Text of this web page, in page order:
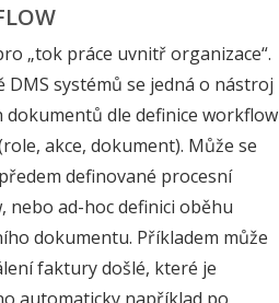
„tok práce uvnitř organizace“.
DMS systémů se jedná o nástroj
dokumentů dle definice workflow
akce, dokument). Může se
definované procesní
nebo ad-hoc definici oběhu
dokumentu. Příkladem může
faktury došlé, které je